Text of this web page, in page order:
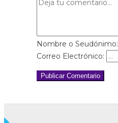
Nombre o Seudónimo:
Correo Electrónico:
Publicar Comentario